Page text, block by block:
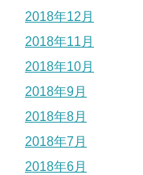
2018年12月
2018年11月
2018年10月
2018年9月
2018年8月
2018年7月
2018年6月